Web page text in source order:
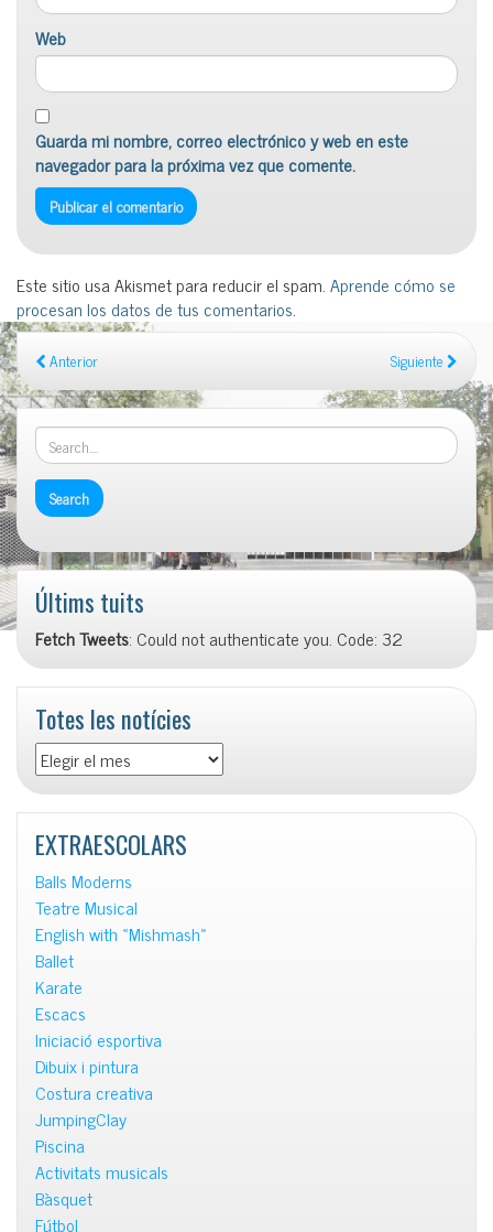
Web
Guarda mi nombre, correo electrónico y web en este
navegador para la próxima vez que comente.
Este sitio usa Akismet para reducir el spam.Aprende cómo se
procesan los datos de tus comentarios.
Anterior Siguiente
Últims tuits
Fetch Tweets: Could not authenticate you. Code: 32
Totes les notícies
Totes
les
notícies
EXTRAESCOLARS
Balls Moderns
Teatre Musical
English with «Mishmash»
Ballet
Karate
Escacs
Iniciació esportiva
Dibuix i pintura
Costura creativa
JumpingClay
Piscina
Activitats musicals
Bàsquet
Fútbol